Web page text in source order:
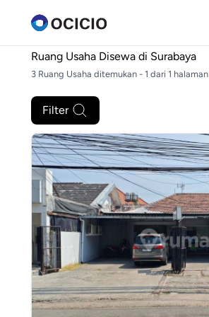
Ruang Usaha Disewa di Surabaya
3 Ruang Usaha ditemukan - 1 dari 1 halaman
Filter